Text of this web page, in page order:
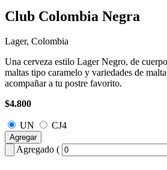
Club Colombia Negra
Lager, Colombia
Una cerveza estilo Lager Negro, de
maltas tipo caramelo y variedades de
acompañar a tu postre favorito.
$4.800
UN CJ4
Agregar
Agregado (